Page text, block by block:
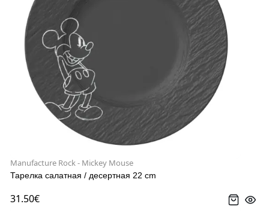
Manufacture Rock - Mickey Mouse
Тарелка салатная / десертная 22 cm
31.50€